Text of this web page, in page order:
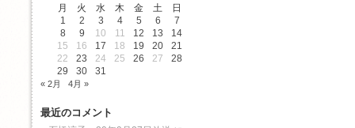
月 火 水 木 金 土
日
1
2 3 4 5 6
7
8
9 10 11 12 13
14
15
16 17 18 19 20
21
22
23 24 25 26 27
28
29
30 31
« 2月 4月 »
最近のコメント